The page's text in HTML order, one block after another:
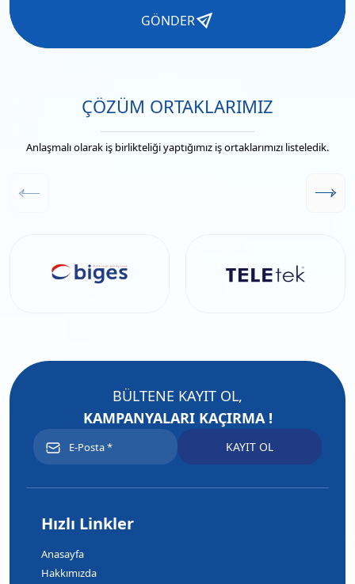
GÖNDER
ÇÖZÜM ORTAKLARIMIZ
Anlaşmalı olarak iş birlikteliği yaptığımız iş ortaklarımızı listeledik.
BÜLTENE KAYIT OL,
KAMPANYALARI KAÇIRMA !
Hızlı Linkler
Anasayfa
Hakkımızda